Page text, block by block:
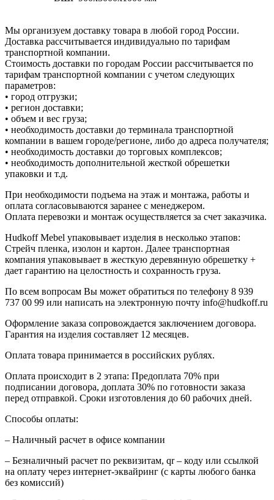
Мы организуем доставку товара в любой город России.
Доставка рассчитывается индивидуально по тарифам
транспортной компании.
Стоимость доставки по городам России рассчитывается по
тарифам транспортной компании с учетом следующих
параметров:
• город отгрузки;
• регион доставки;
• объем и вес груза;
• необходимость доставки до терминала транспортной
компании в вашем городе/регионе, либо до адреса получателя;
• необходимость доставки до торговых комплексов;
• необходимость дополнительной жесткой обрешетки
упаковки и т.д.
При необходимости подъема на этаж и монтажа, работы и
оплата согласовываются заранее с менеджером.
Оплата перевозки и монтаж осуществляется за счет заказчика.
Hudkoff Mebel упаковывает изделия в несколько этапов:
Стрейч пленка, изолон и картон. Далее транспортная
компания упаковывает в жесткую деревянную обрешетку +
дает гарантию на целостность и сохранность груза.
По всем вопросам Вы может обратиться по телефону 8 939
737 00 99 или написать на электронную почту info@hudkoff.ru
Оформление заказа сопровождается заключением договора.
Гарантия на изделия составляет 12 месяцев.
Оплата товара принимается в российских рублях.
Оплата происходит в 2 этапа: Предоплата 70% при
подписании договора, доплата 30% по готовности заказа
перед отправкой. Сроки изготовления до 60 рабочих дней.
Способы оплаты:
– Наличный расчет в офисе компании
– Безналичный расчет по реквизитам, qr – коду или ссылкой
на оплату через интернет-эквайринг (с карты любого банка
без комиссий)